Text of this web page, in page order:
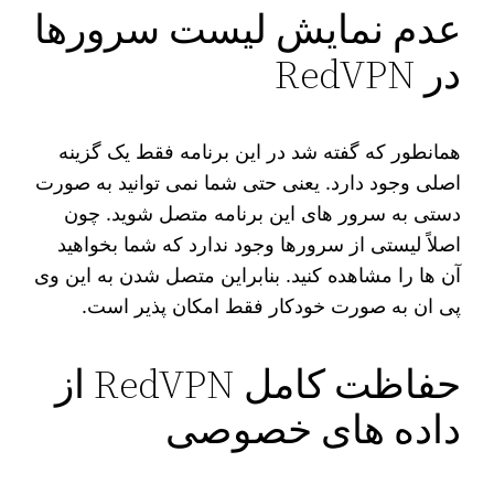
عدم نمایش لیست سرورها
در RedVPN
همانطور که گفته شد در این برنامه فقط یک گزینه
اصلی وجود دارد. یعنی حتی شما نمی‌ توانید به صورت
دستی به سرور های این برنامه متصل شوید. چون
اصلاً لیستی از سرورها وجود ندارد که شما بخواهید
آن ها را مشاهده کنید. بنابراین متصل شدن به این وی
پی ان به صورت خودکار فقط امکان‌ پذیر است.
حفاظت کامل RedVPN از
داده های خصوصی